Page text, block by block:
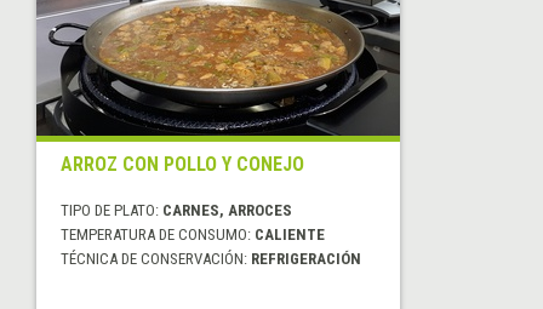
ARROZ CON POLLO Y CONEJO
TIPO DE PLATO: CARNES, ARROCES
TEMPERATURA DE CONSUMO: CALIENTE
TÉCNICA DE CONSERVACIÓN: REFRIGERACIÓN